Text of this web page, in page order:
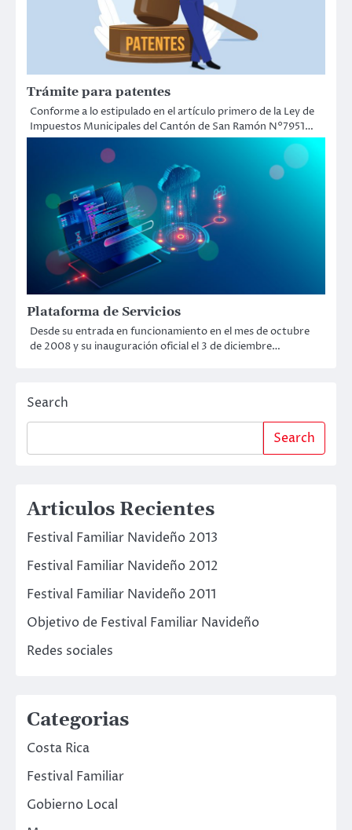
Trámite para patentes
Conforme a lo estipulado en el artículo primero de la Ley de
Impuestos Municipales del Cantón de San Ramón N°7951…
Plataforma de Servicios
Desde su entrada en funcionamiento en el mes de octubre
de 2008 y su inauguración oficial el 3 de diciembre…
Search
Search
Articulos Recientes
Festival Familiar Navideño 2013
Festival Familiar Navideño 2012
Festival Familiar Navideño 2011
Objetivo de Festival Familiar Navideño
Redes sociales
Categorias
Costa Rica
Festival Familiar
Gobierno Local